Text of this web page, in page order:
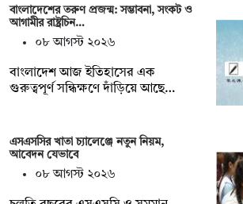
বাংলাদেশের তরুণ প্রজন্ম: সম্ভাবনা, সংকট ও
আগামীর রাষ্ট্রচিন…
০৮ আগস্ট ২০২৬
বাংলাদেশ আজ ইতিহাসের এক
গুরুত্বপূর্ণ সন্ধিক্ষণে দাঁড়িয়ে আছে…
এসএসসির খাতা চ্যালেঞ্জে নতুন নিয়ম,
আবেদন যেভাবে
০৮ আগস্ট ২০২৬